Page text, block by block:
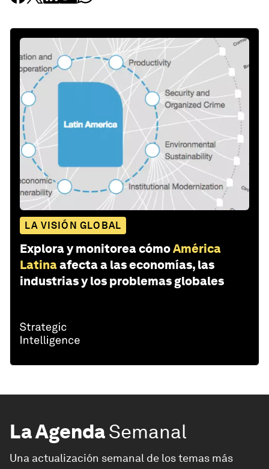
LA VISIÓN GLOBAL
Explora y monitorea cómoAmérica
Latinaafecta a las economías, las
industrias y los problemas globales
La AgendaSemanal
Una actualización semanal de los temas más